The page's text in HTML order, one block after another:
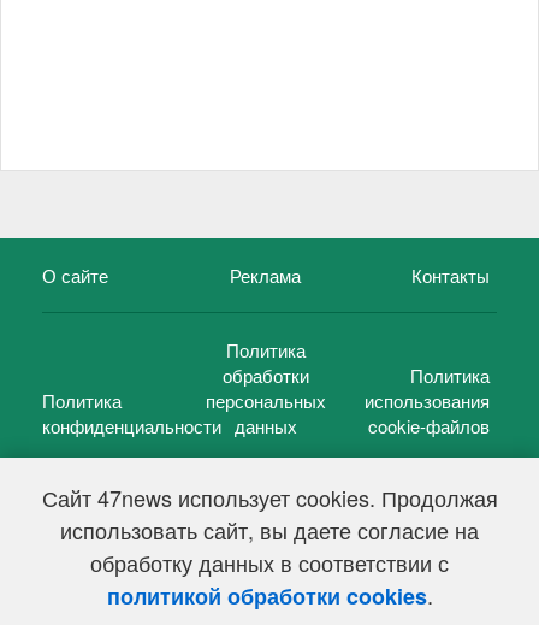
Сайт 47news использует cookies. Продолжая
использовать сайт, вы даете согласие на
обработку данных в соответствии с
политикой обработки cookies.
О сайте Реклама Контакты
Политика
конфиденциальности
Политика
обработки
персональных
данных
Политика
использования
cookie-файлов
47 новостей (47 news)2005 — 2026 г.
Свидетельство о регистрации СМИ Эл № ФС 77-39848, выдано
Федеральной службой по надзору в сфере связи,
информационных технологий и массовых коммуникаций